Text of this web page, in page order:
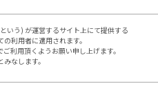
いう) が運営するサイト上にて提供する
利用者に適用されます。
利用頂くようお願い申し上げます。
なします。